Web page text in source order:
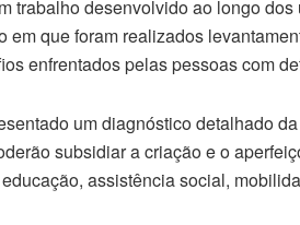
trabalho desenvolvido ao longo
em que foram realizados
enfrentados pelas pessoas com
um diagnóstico detalhado
subsidiar a criação e o
assistência social,